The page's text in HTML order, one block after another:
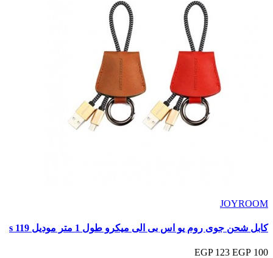
JOYROOM
كابل شحن جوى روم يو اس بى الى ميكرو طول 1 متر موديل s 119
100 EGP
123 EGP